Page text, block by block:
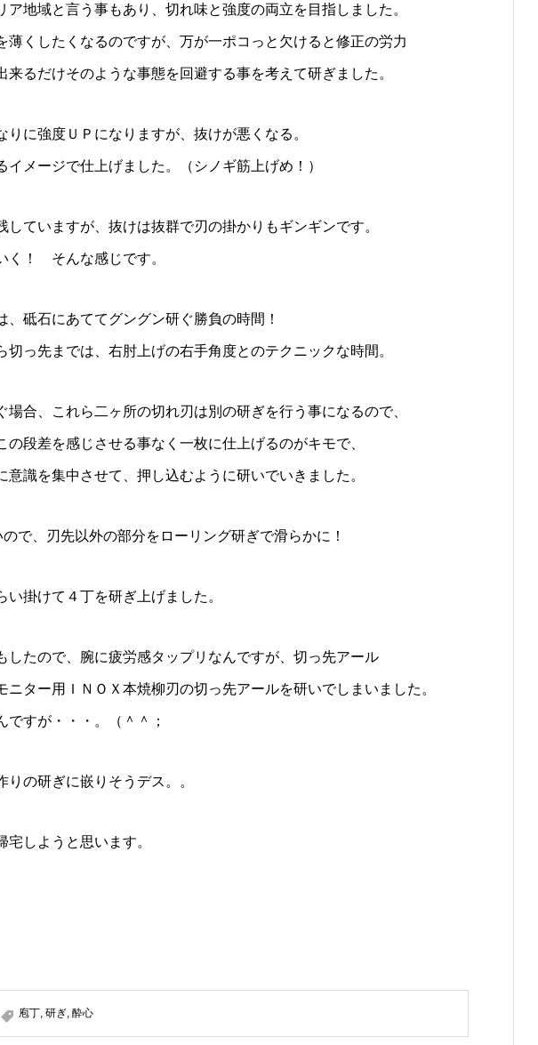
ア地域と言う事もあり、切れ味と強度の両立を目指しました。
薄くしたくなるのですが、万が一ポコっと欠けると修正の労力
来るだけそのような事態を回避する事を考えて研ぎました。
りに強度ＵＰになりますが、抜けが悪くなる。
イメージで仕上げました。（シノギ筋上げめ！）
していますが、抜けは抜群で刃の掛かりもギンギンです。
く！ そんな感じです。
、砥石にあててグングン研ぐ勝負の時間！
切っ先までは、右肘上げの右手角度とのテクニックな時間。
場合、これら二ヶ所の切れ刃は別の研ぎを行う事になるので、
の段差を感じさせる事なく一枚に仕上げるのがキモで、
意識を集中させて、押し込むように研いでいきました。
で、刃先以外の部分をローリング研ぎで滑らかに！
掛けて４丁を研ぎ上げました。
したので、腕に疲労感タップリなんですが、切っ先アール
ニター用ＩＮＯＸ本焼柳刃の切っ先アールを研いでしまいました。
すが・・・。（＾＾；
りの研ぎに嵌りそうデス。。
しようと思います。
庖丁 研ぎ 酔心